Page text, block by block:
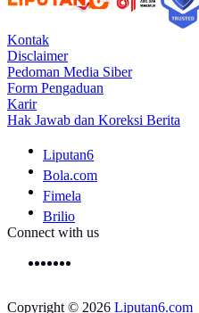
Kontak
Disclaimer
Pedoman Media Siber
Form Pengaduan
Karir
Hak Jawab dan Koreksi Berita
Liputan6
Bola.com
Fimela
Brilio
Connect with us
Copyright © 2026 Liputan6.com